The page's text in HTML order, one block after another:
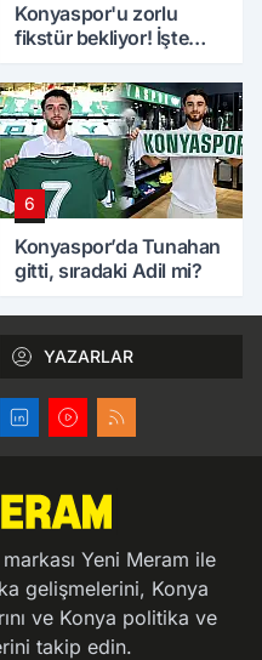
Konyaspor'u zorlu
fikstür bekliyor! İşte
6
Konyaspor’da Tunahan
gitti, sıradaki Adil mi?
YAZARLAR
Yeni Meram ile
gelişmelerini, Konya
ve Konya politika ve
takip edin.